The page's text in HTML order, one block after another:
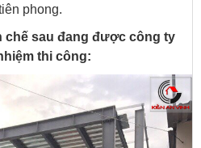
phong.
chế sau đang được công ty
thi công: